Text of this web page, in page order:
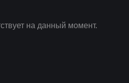
на данный момент.